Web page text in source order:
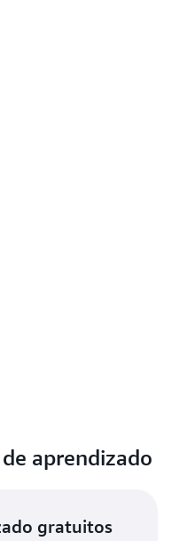
aprendizado
gratuitos